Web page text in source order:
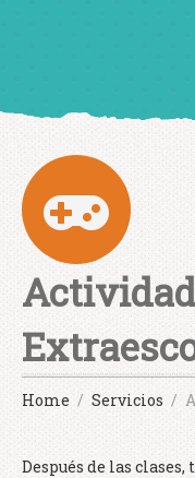
Home Servicios
Después de las